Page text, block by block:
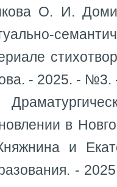
О. И.
- 2025. - №3.
в
и
-